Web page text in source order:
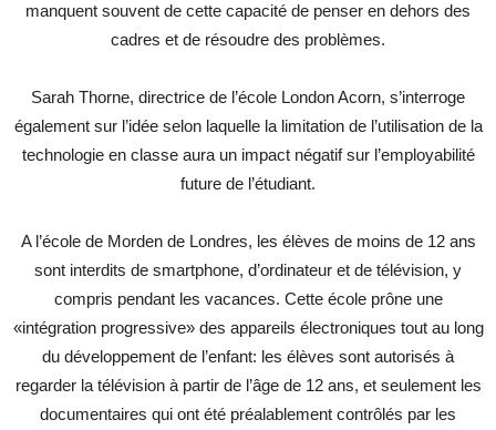
manquent souvent de cette capacité de penser en dehors des
cadres et de résoudre des problèmes.
Sarah Thorne, directrice de l’école London Acorn, s’interroge
également sur l’idée selon laquelle la limitation de l’utilisation de la
technologie en classe aura un impact négatif sur l’employabilité
future de l’étudiant.
A l’école de Morden de Londres, les élèves de moins de 12 ans
sont interdits de smartphone, d’ordinateur et de télévision, y
compris pendant les vacances. Cette école prône une
«intégration progressive» des appareils électroniques tout au long
du développement de l’enfant: les élèves sont autorisés à
regarder la télévision à partir de l’âge de 12 ans, et seulement les
documentaires qui ont été préalablement contrôlés par les